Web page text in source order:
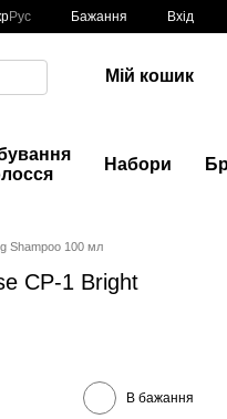
Рус Бажання Вхід
Мій кошик
Набори
Shampoo 100 мл
CP-1 Bright
В бажання